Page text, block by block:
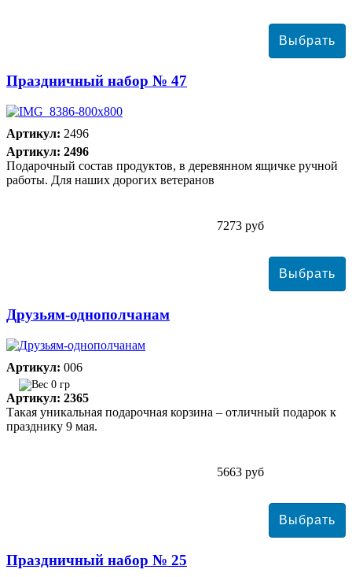
Праздничный набор № 47
Артикул: 2496
Артикул: 2496
Подарочный состав продуктов, в деревянном ящичке ручной
работы. Для наших дорогих ветеранов
7273 руб
Друзьям-однополчанам
Артикул: 006
0 гр
Артикул: 2365
Такая уникальная подарочная корзина – отличный подарок к
празднику 9 мая.
5663 руб
Праздничный набор № 25